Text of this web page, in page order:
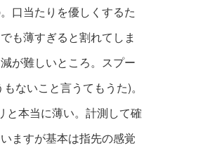
口当たりを優しくするた
も薄すぎると割れてしま
が難しいところ。スプー
ないこと言うてもうた)。
と本当に薄い。計測して確
ますが基本は指先の感覚